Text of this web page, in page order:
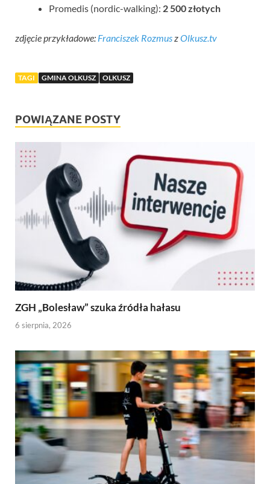
Promedis (nordic-walking): 2 500 złotych
zdjęcie przykładowe: Franciszek RozmuszOlkusz.tv
TAGI GMINA OLKUSZ OLKUSZ
POWIĄZANE POSTY
ZGH „Bolesław” szuka źródła hałasu
6 sierpnia, 2026